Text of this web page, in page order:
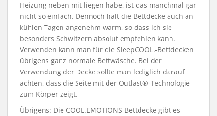
Heizung neben mit liegen habe, ist das manchmal gar
nicht so einfach. Dennoch hält die Bettdecke auch an
kühlen Tagen angenehm warm, so dass ich sie
besonders Schwitzern absolut empfehlen kann.
Verwenden kann man für die SleepCOOL.-Bettdecken
übrigens ganz normale Bettwäsche. Bei der
Verwendung der Decke sollte man lediglich darauf
achten, dass die Seite mit der Outlast®-Technologie
zum Körper zeigt.
Übrigens: Die COOL.EMOTIONS-Bettdecke gibt es